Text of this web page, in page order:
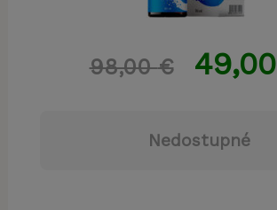
98,00€ 49,00
Nedostupné